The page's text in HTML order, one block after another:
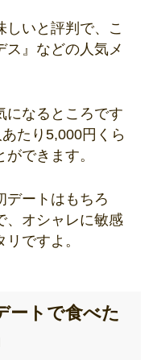
いと評判で、こ
ス』などの人気メ
になるところです
たり5,000円くら
できます。
デートはもちろ
、オシャレに敏感
ですよ。
ートで食べた